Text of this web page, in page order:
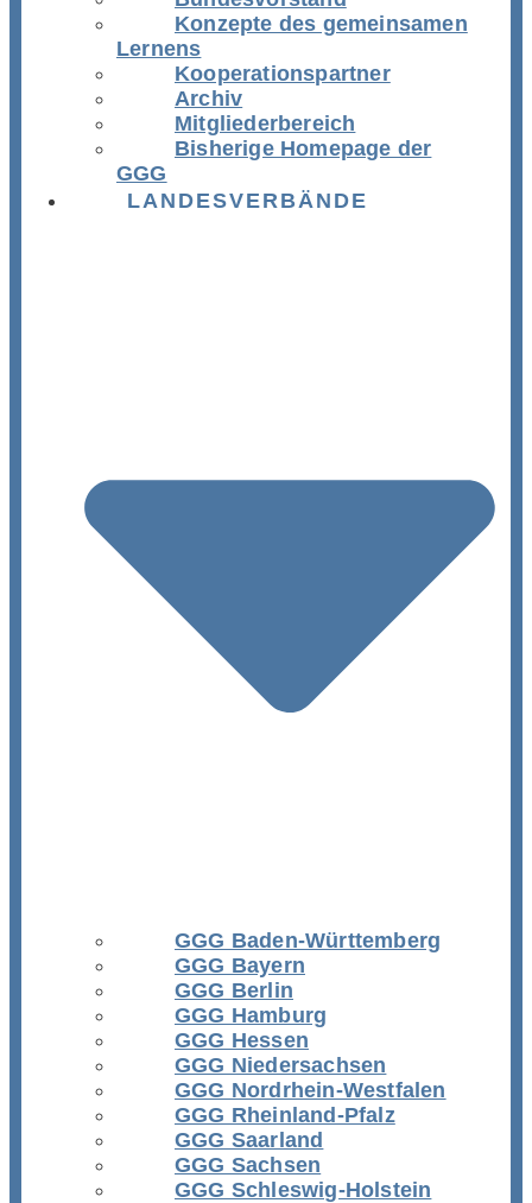
Konzepte des gemeinsamen
Lernens
Kooperationspartner
Archiv
Mitgliederbereich
Bisherige Homepage der
GGG
LANDESVERBÄNDE
GGG Baden-Württemberg
GGG Bayern
GGG Berlin
GGG Hamburg
GGG Hessen
GGG Niedersachsen
GGG Nordrhein-Westfalen
GGG Rheinland-Pfalz
GGG Saarland
GGG Sachsen
GGG Schleswig-Holstein